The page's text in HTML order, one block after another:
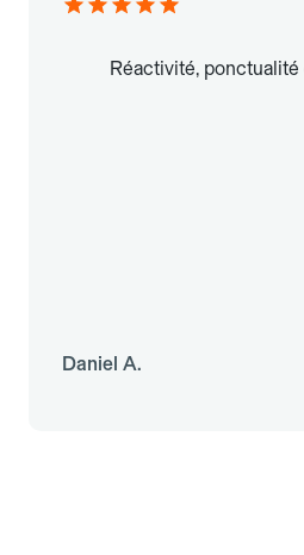
Réactivité, ponctualité
Daniel A.